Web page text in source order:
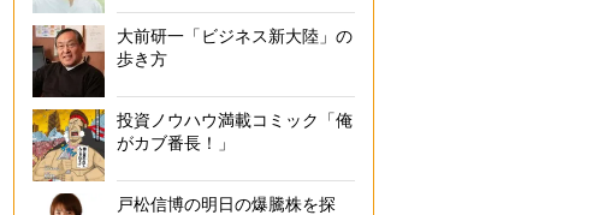
大前研一「ビジネス新大陸」の
歩き方
投資ノウハウ満載コミック「俺
がカブ番長！」
戸松信博の明日の爆騰株を探